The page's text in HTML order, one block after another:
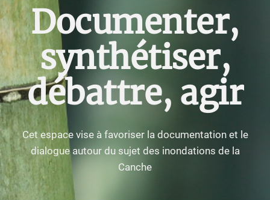
Documenter,
synthétiser,
débattre, agir
Cet espace vise à favoriser la documentation et le
dialogue autour du sujet des inondations de la
Canche